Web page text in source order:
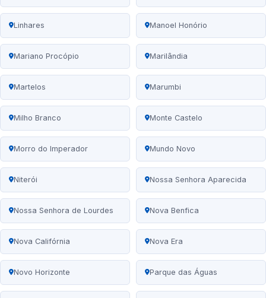
Linhares Manoel Honório
Mariano Procópio Marilândia
Martelos Marumbi
Milho Branco Monte Castelo
Morro do Imperador Mundo Novo
Niterói Nossa Senhora Aparecida
Nossa Senhora de Lourdes Nova Benfica
Nova Califórnia Nova Era
Novo Horizonte Parque das Águas